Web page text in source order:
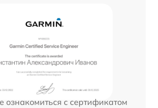
ознакомиться с сертификатом